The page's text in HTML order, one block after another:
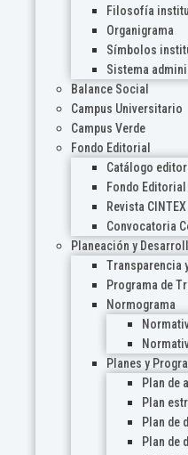
Filosofía
Organigrama
Símbolos
Sistema
Balance Social
Campus Universitario
Campus Verde
Fondo Editorial
Catálogo
Fondo
Revista CINTEX
Convocatoria
Planeación y
Transparencia
Programa de
Normograma
Planes y
Plan de
Plan
Plan de
Plan de